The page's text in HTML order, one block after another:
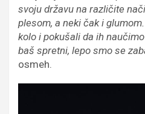
svoju državu na različite
plesom, a neki čak i
kolo i pokušali da ih
baš spretni, lepo smo se
osmeh.